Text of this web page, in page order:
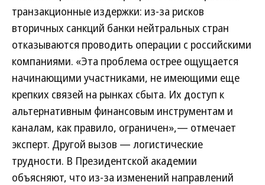
транзакционные издержки: из-за рисков
вторичных санкций банки нейтральных стран
отказываются проводить операции с российскими
компаниями. «Эта проблема острее ощущается
начинающими участниками, не имеющими еще
крепких связей на рынках сбыта. Их доступ к
альтернативным финансовым инструментам и
каналам, как правило, ограничен»,— отмечает
эксперт. Другой вызов — логистические
трудности. В Президентской академии
объясняют, что из-за изменений направлений